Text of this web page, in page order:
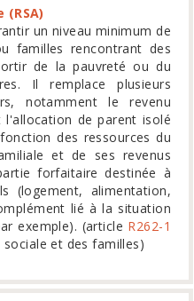
un niveau minimum de
familles rencontrant des
de la pauvreté ou du
Il remplace plusieurs
notamment le revenu
de parent isolé
des ressources du
et de ses revenus
forfaitaire destinée à
(logement, alimentation,
lié à la situation
exemple). (article R262-1
et des familles)